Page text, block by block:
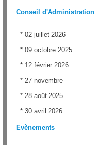
Conseil d'Administration
* 02 juillet 2026
* 09 octobre 2025
* 12 février 2026
* 27 novembre
* 28 août 2025
* 30 avril 2026
Evènements